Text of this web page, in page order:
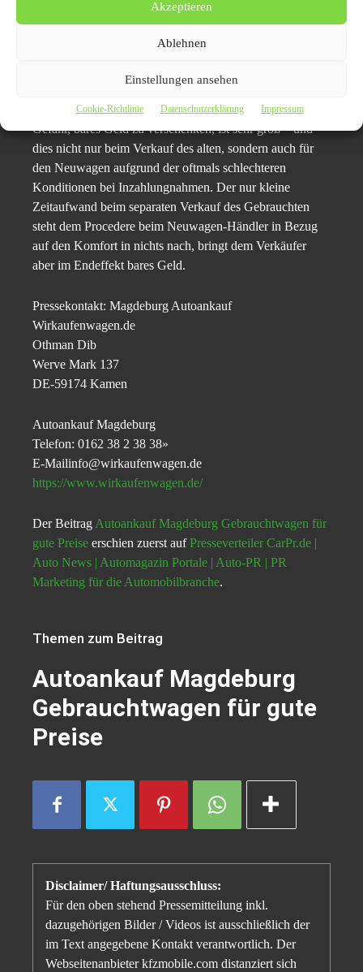
Akzeptieren
Ablehnen
Einstellungen ansehen
Cookie-Richtlinie Datenschutzerklärung Impressum
Kurzzusammenfassung
versucht, das alte Auto Magdeburg beim Neuwagen-
vor Augen führen, dass diese auf den ersten Blick so
praktische Variante in aller Regel nicht die beste ist. Die
Gefahr, bares Geld zu verschenken, ist sehr groß – und
dies nicht nur beim Verkauf des alten, sondern auch für
den Neuwagen aufgrund der oftmals schlechteren
Konditionen bei Inzahlungnahmen. Der nur kleine
Zeitaufwand beim separaten Verkauf des Gebrauchten
steht dem Procedere beim Neuwagen-Händler in Bezug
auf den Komfort in nichts nach, bringt dem Verkäufer
aber im Endeffekt bares Geld.
Pressekontakt: Magdeburg Autoankauf
Wirkaufenwagen.de
Othman Dib
Werve Mark 137
DE-59174 Kamen
Autoankauf Magdeburg
Telefon: 0162 38 2 38 38»
E-Mailinfo@wirkaufenwagen.de
https://www.wirkaufenwagen.de/
Der BeitragAutoankauf Magdeburg Gebrauchtwagen für
gute Preise erschien zuerst aufPresseverteiler CarPr.de |
Auto News | Automagazin Portale | Auto-PR | PR
Marketing für die Automobilbranche.
Themen zum Beitrag
Autoankauf Magdeburg
Gebrauchtwagen für gute
Preise
Disclaimer/ Haftungsausschluss:
Für den oben stehend Pressemitteilung inkl.
dazugehörigen Bilder / Videos ist ausschließlich der
im Text angegebene Kontakt verantwortlich. Der
Webseitenanbieter kfzmobile.com distanziert sich